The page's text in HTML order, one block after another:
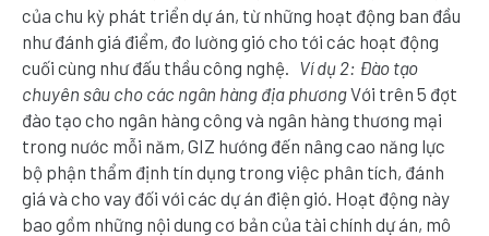
của chu kỳ phát triển dự án, từ những hoạt động ban đầu
như đánh giá điểm, đo lường gió cho tới các hoạt động
cuối cùng như đấu thầu công nghệ. Ví dụ 2: Đào tạo
chuyên sâu cho các ngân hàng địa phươngVới trên 5 đợt
đào tạo cho ngân hàng công và ngân hàng thương mại
trong nước mỗi năm, GIZ hướng đến nâng cao năng lực
bộ phận thẩm định tín dụng trong việc phân tích, đánh
giá và cho vay đối với các dự án điện gió. Hoạt động này
bao gồm những nội dung cơ bản của tài chính dự án, mô